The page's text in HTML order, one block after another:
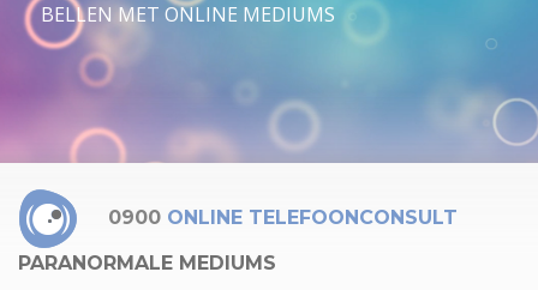
BELLEN MET ONLINE MEDIUMS
0900 ONLINE TELEFOONCONSULT
PARANORMALE MEDIUMS